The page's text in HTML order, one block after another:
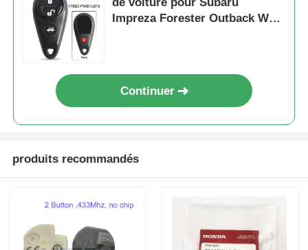
Impreza Forester Outback WRX
Continuer
produits recommandés